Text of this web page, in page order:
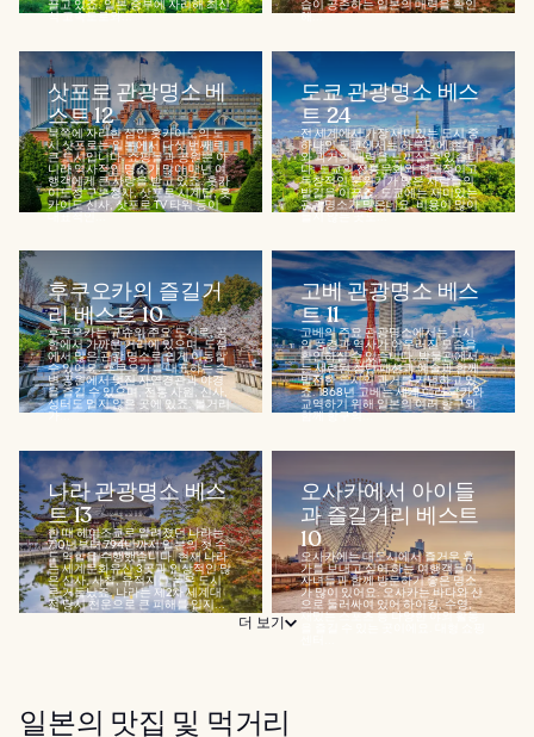
끌고 있죠. 일본 중부에 자리해 최신
식 고속도로와...
습이 공존하는 일본의 매력을 확인
해...
삿포로 관광명소 베
스트 12
북쪽에 자리한 섬인 홋카이도의 도
시 삿포로는 일본에서 다섯 번째로
큰 도시입니다. 쇼핑몰과 공원뿐 아
니라 역사적인 명소가 많아 매년 여
행객에게 큰 사랑을 받고 있죠. 홋카
이도청 구본청사, 삿포로 시계탑, 홋
카이도 신사, 삿포로 TV 타워 등이
대표적인...
도쿄 관광명소 베스
트 24
전 세계에서 가장 재미있는 도시 중
하나인 도쿄에서는 하루만에 현대
와 과거의 매력을 느끼실 수 있습니
다. 도쿄의 전통문화와 현대적이고
독창적인 분위기가 많은 사람들의
발길을 이끌죠. 도쿄에는 재미있는
관광명소가 많은데요. 비용이 많이
들지 않는 곳도...
후쿠오카의 즐길거
리 베스트 10
후쿠오카는 규슈의 주요 도시로, 공
항에서 가까운 거리에 있으며, 도심
에서 많은 관광 명소로 쉽게 이동할
수 있어요. 후쿠오카를 대표하는 수
변 공원에서 멋진 자연경관과 야경
을 즐길 수 있으며, 전통 사원, 신사,
성터도 멀지 않은 곳에 있죠. 볼거리
가...
고베 관광명소 베스
트 11
고베의 주요 관광명소에서는 도시
의 풍경과 역사가 어우러진 모습을
확인하실 수 있습니다. 박물관에서
는 세련된 첨단 패션과 예술과 함께
발전한 도시의 과거를 기념하고 있
죠. 1868년 고베는 세계 여러 국가와
교역하기 위해 일본의 여러 항구와
함께 항구의...
나라 관광명소 베스
트 13
한 때 헤이조쿄로 알려졌던 나라는
710년부터 794년까지 일본의 첫 수
도 역할을 수행했습니다. 현재 나라
는 세계문화유산 3곳과 인상적인 많
은 신사, 사찰, 유적지를 품은 도시
로 거듭났죠. 나라는 제2차 세계대
전 당시 천운으로 큰 피해를 입지...
오사카에서 아이들
과 즐길거리 베스트
10
오사카에는 대도시에서 즐거운 휴
가를 보내고 싶어 하는 여행객들이
자녀들과 함께 방문하기 좋은 명소
가 많이 있어요. 오사카는 바다와 산
으로 둘러싸여 있어 하이킹, 수영,
재밌는 스포츠 등 다양한 야외 활동
더 보기
일본의 맛집 및 먹거리